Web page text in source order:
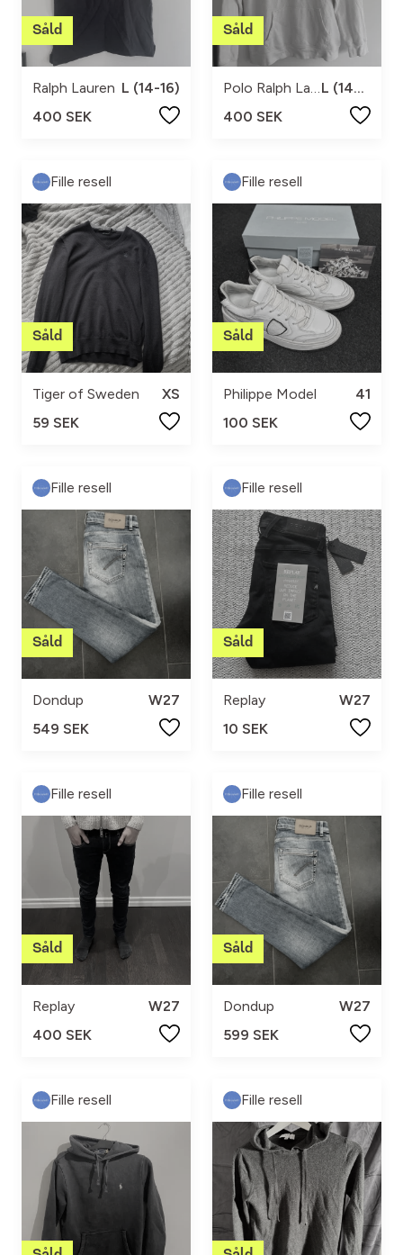
Ralph Lauren L (14-16)
400 SEK
Polo Ralph Lauren
L (14-16)
400 SEK
Fille resell
Tiger of Sweden
XS
59 SEK
Fille resell
Philippe Model
41
100 SEK
Fille resell
Dondup
W27
549 SEK
Fille resell
Replay
W27
10 SEK
Fille resell
Replay
W27
400 SEK
Fille resell
Dondup
W27
599 SEK
Fille resell Fille resell